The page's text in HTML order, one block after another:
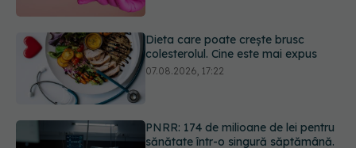
PNRR: 174 de milioane de lei pentru
07.08.2026, 16:41